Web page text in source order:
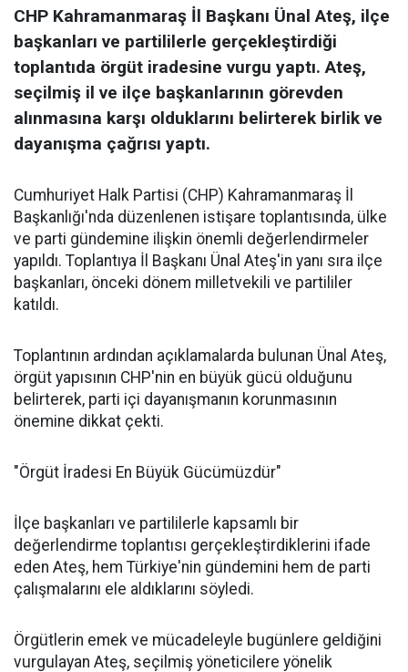
CHP Kahramanmaraş İl Başkanı Ünal Ateş, ilçe
başkanları ve partililerle gerçekleştirdiği
toplantıda örgüt iradesine vurgu yaptı. Ateş,
seçilmiş il ve ilçe başkanlarının görevden
alınmasına karşı olduklarını belirterek birlik ve
dayanışma çağrısı yaptı.
Cumhuriyet Halk Partisi (CHP) Kahramanmaraş İl
Başkanlığı'nda düzenlenen istişare toplantısında, ülke
ve parti gündemine ilişkin önemli değerlendirmeler
yapıldı. Toplantıya İl Başkanı Ünal Ateş'in yanı sıra ilçe
başkanları, önceki dönem milletvekili ve partililer
katıldı.
Toplantının ardından açıklamalarda bulunan Ünal Ateş,
örgüt yapısının CHP'nin en büyük gücü olduğunu
belirterek, parti içi dayanışmanın korunmasının
önemine dikkat çekti.
"Örgüt İradesi En Büyük Gücümüzdür"
İlçe başkanları ve partililerle kapsamlı bir
değerlendirme toplantısı gerçekleştirdiklerini ifade
eden Ateş, hem Türkiye'nin gündemini hem de parti
çalışmalarını ele aldıklarını söyledi.
Örgütlerin emek ve mücadeleyle bugünlere geldiğini
vurgulayan Ateş, seçilmiş yöneticilere yönelik